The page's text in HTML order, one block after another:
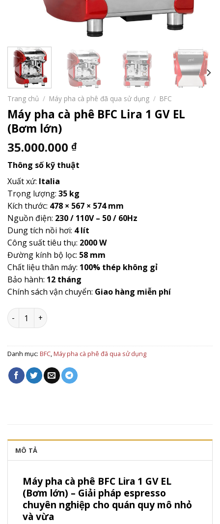
Trang chủ / Máy pha cà phê đã qua sử dụng / BFC
Máy pha cà phê BFC Lira 1 GV EL
(Bơm lớn)
35.000.000 ₫
Thông số kỹ thuật
Xuất xứ: Italia
Trọng lượng: 35 kg
Kích thước: 478 × 567 × 574 mm
Nguồn điện: 230 / 110V – 50 / 60Hz
Dung tích nồi hơi: 4 lít
Công suất tiêu thụ: 2000 W
Đường kính bộ lọc: 58 mm
Chất liệu thân máy: 100% thép không gỉ
Bảo hành: 12 tháng
Chính sách vận chuyển: Giao hàng miễn phí
Máy pha cà phê BFC Lira 1 GV EL (Bơm lớn) số lượng
Danh mục: BFC,Máy pha cà phê đã qua sử dụng
MÔ TẢ
Máy pha cà phê BFC Lira 1 GV EL
(Bơm lớn) – Giải pháp espresso
chuyên nghiệp cho quán quy mô nhỏ
và vừa